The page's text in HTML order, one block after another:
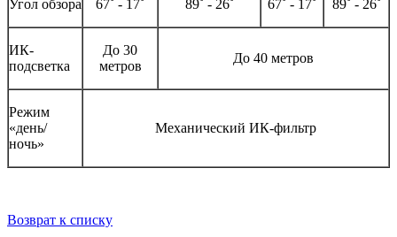
Угол обзора 67˚ - 17˚ 89˚ - 26˚ 67˚ - 17˚ 89˚ - 26˚
ИК-
подсветка
До 30
метров
До 40 метров
Режим
«день/
ночь»
Механический ИК-фильтр
Возврат к списку